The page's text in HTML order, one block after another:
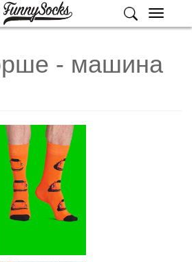
Меню
- машина